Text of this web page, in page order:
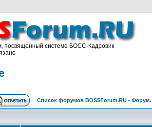
посвященный системе БОСС-Кадровик
Список форумов BOSSForum.RU -